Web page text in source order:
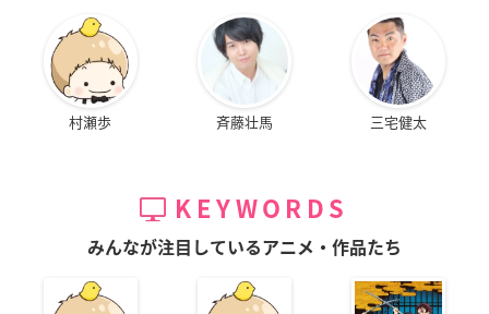
村瀬歩 斉藤壮馬 三宅健太
KEYWORDS
みんなが注目しているアニメ・作品たち